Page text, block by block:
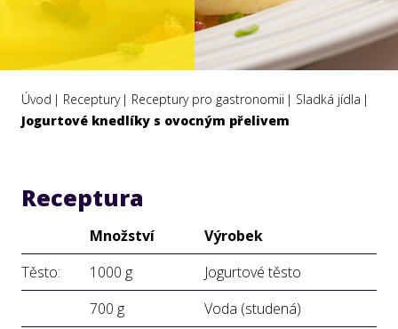
Úvod Receptury Receptury pro gastronomii
Sladká jídla
Jogurtové knedlíky s ovocným přelivem
Receptura
Množství
Výrobek
Těsto:
1000 g
Jogurtové těsto
700 g
Voda (studená)